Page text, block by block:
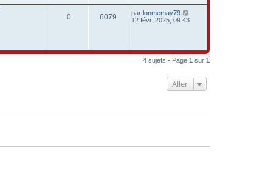
0 6079 par lonmemay79
12 févr. 2025, 09:43
4 sujets • Page 1 sur 1
Aller